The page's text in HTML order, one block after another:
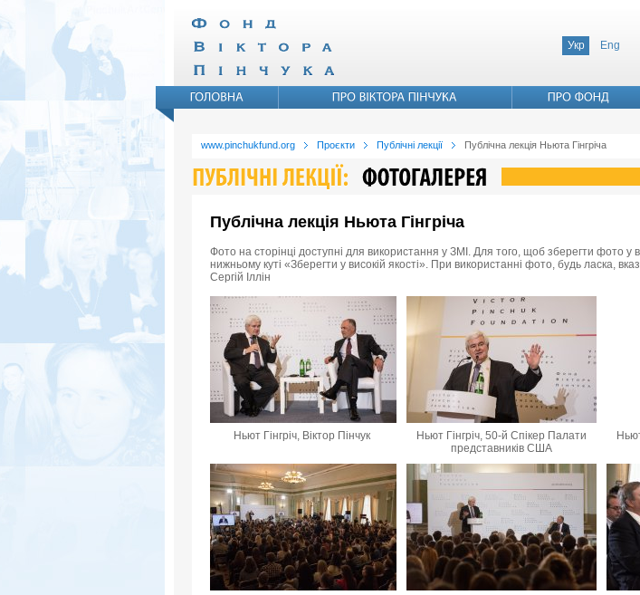
Укр Eng
www.pinchukfund.org Проєкти Публічні лекції Публічна лекція Ньюта Гінгріча
Публічна лекція Ньюта Гінгріча
Фото на сторінці доступні для використання у ЗМІ. Для того, щоб зберегти фото
нижньому куті «Зберегти у високій якості». При використанні фото, будь ласка,
Сергій Іллін
Ньют Гінгріч, Віктор Пінчук
Ньют Гінгріч, 50-й Спікер Палати
представників США